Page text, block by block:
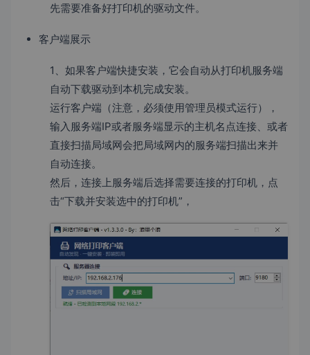
先需要准备好打印机的驱动文件。
客户端展示
1、如果客户端快捷安装，它会自动从打印机服务端
自动下载驱动到本机完成安装。
运行客户端（注意，必须使用管理员模式运行），
输入服务端IP或者服务端显示的主机名点连接、或者
直接扫描局域网会把局域网内的服务端扫描出来并
自动连接。
然后，连接上服务端后选择需要连接的打印机，点
击“下载并安装选中的打印机”，